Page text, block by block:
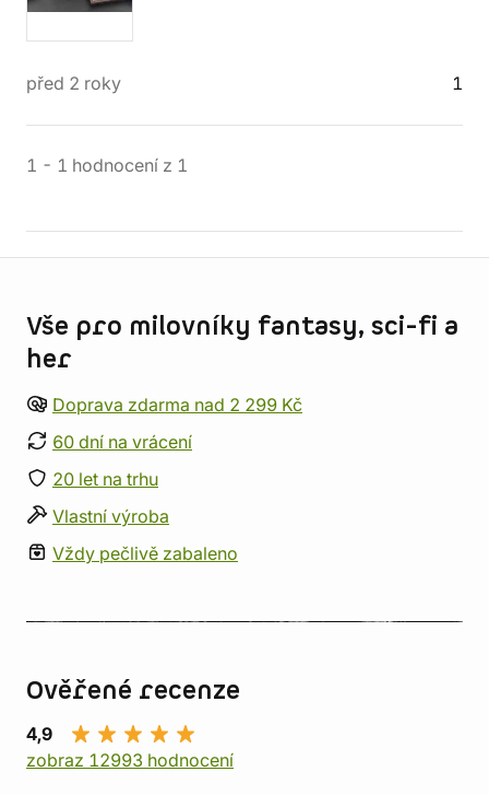
před 2 roky 1
1 - 1 hodnocení z 1
Vše pro milovníky fantasy, sci-fi a
her
Doprava zdarma nad 2 299 Kč
60 dní na vrácení
20 let na trhu
Vlastní výroba
Vždy pečlivě zabaleno
Ověřené recenze
4,9
zobraz 12993 hodnocení